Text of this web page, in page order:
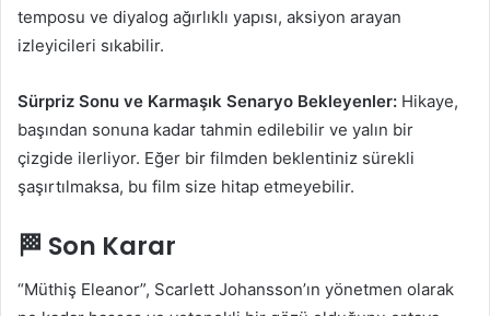
temposu ve diyalog ağırlıklı yapısı, aksiyon arayan
izleyicileri sıkabilir.
Sürpriz Sonu ve Karmaşık Senaryo Bekleyenler: Hikaye,
başından sonuna kadar tahmin edilebilir ve yalın bir
çizgide ilerliyor. Eğer bir filmden beklentiniz sürekli
şaşırtılmaksa, bu film size hitap etmeyebilir.
🏁 Son Karar
“Müthiş Eleanor”, Scarlett Johansson’ın yönetmen olarak